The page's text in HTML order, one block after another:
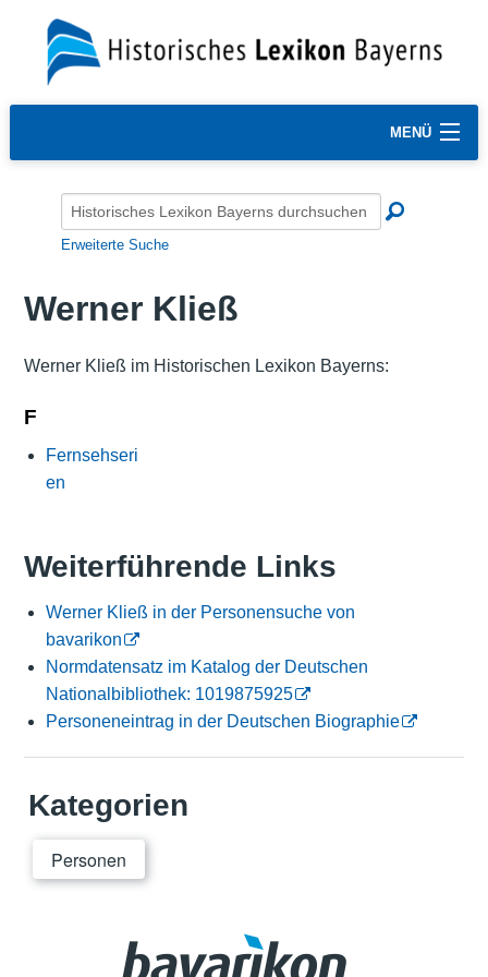
MENÜ
Erweiterte Suche
Werner Kließ
Werner Kließ im Historischen Lexikon Bayerns:
F
Fernsehseri
en
Weiterführende Links
Werner Kließ in der Personensuche von
bavarikon
Normdatensatz im Katalog der Deutschen
Nationalbibliothek: 1019875925
Personeneintrag in der Deutschen Biographie
Kategorien
Personen